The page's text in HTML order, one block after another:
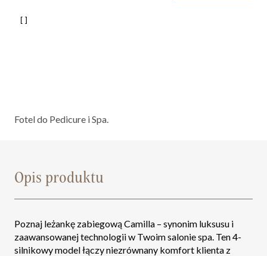
Fotel do Pedicure i Spa.
Opis produktu
Poznaj leżankę zabiegową Camilla – synonim luksusu i
zaawansowanej technologii w Twoim salonie spa. Ten 4-
silnikowy model łączy niezrównany komfort klienta z